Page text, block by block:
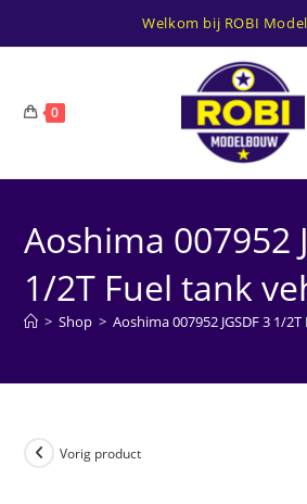
Welkom bij ROBI
0
Aoshima 007952
1/2T Fuel tank
> Shop > Aoshima 007952 JGSDF 3 1/
Vorig product